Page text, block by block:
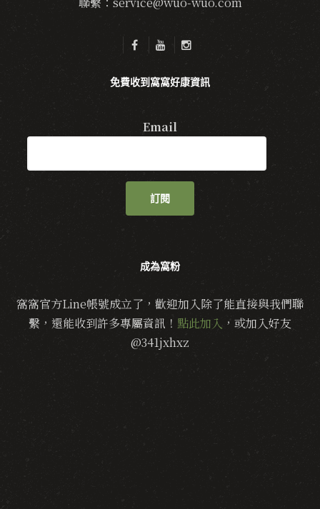
免費收到窩窩好康資訊
Email
訂閱
成為窩粉
窩窩官方Line帳號成立了，歡迎加入除了能直接與我們聯
繫，還能收到許多專屬資訊！ 點此加入 ，或加入好友
@341jxhxz